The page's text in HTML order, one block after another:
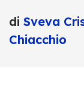
di Sveva
Chiacchio